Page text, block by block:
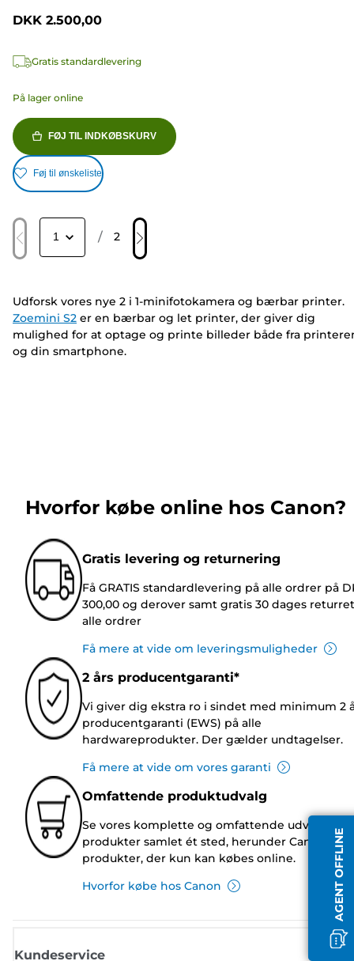
DKK 2.500,00
Gratis standardlevering
På lager online
FØJ TIL INDKØBSKURV
Føj til ønskeliste
/ 2
AGENT OFFLINE
Udforsk vores nye 2 i 1-minifotokamera og bærbar printer.
Zoemini S2 er en bærbar og let printer, der giver dig
mulighed for at optage og printe billeder både fra
og din smartphone.
Hvorfor købe online hos Canon?
Gratis levering og returnering
Få GRATIS standardlevering på alle ordrer på
300,00 og derover samt gratis 30 dages
alle ordrer
Få mere at vide om leveringsmuligheder
2 års producentgaranti*
Vi giver dig ekstra ro i sindet med minimum 2
producentgaranti (EWS) på alle
hardwareprodukter. Der gælder undtagelser.
Få mere at vide om vores garanti
Omfattende produktudvalg
Se vores komplette og omfattende udvalg af
produkter samlet ét sted, herunder Canon-
produkter, der kun kan købes online.
Hvorfor købe hos Canon
Kundeservice